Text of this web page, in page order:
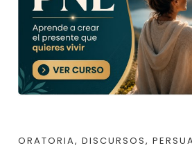
ORATORIA, DISCURSOS,